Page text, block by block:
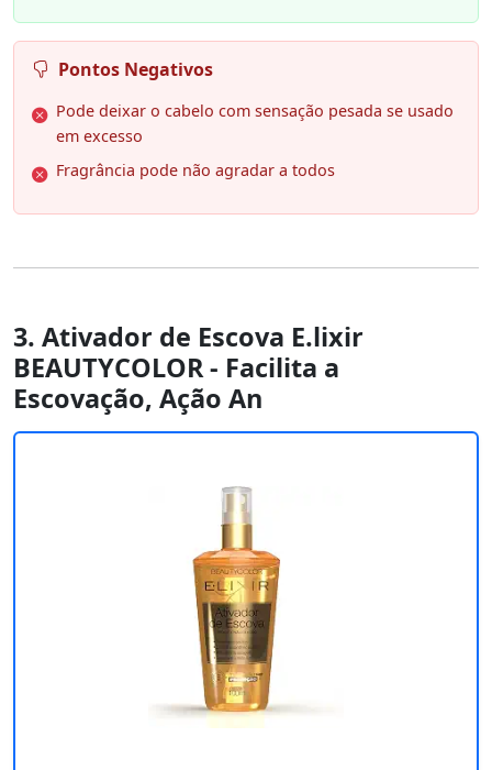
Pontos Negativos
Pode deixar o cabelo com sensação pesada se usado
em excesso
Fragrância pode não agradar a todos
3. Ativador de Escova E.lixir
BEAUTYCOLOR - Facilita a
Escovação, Ação An